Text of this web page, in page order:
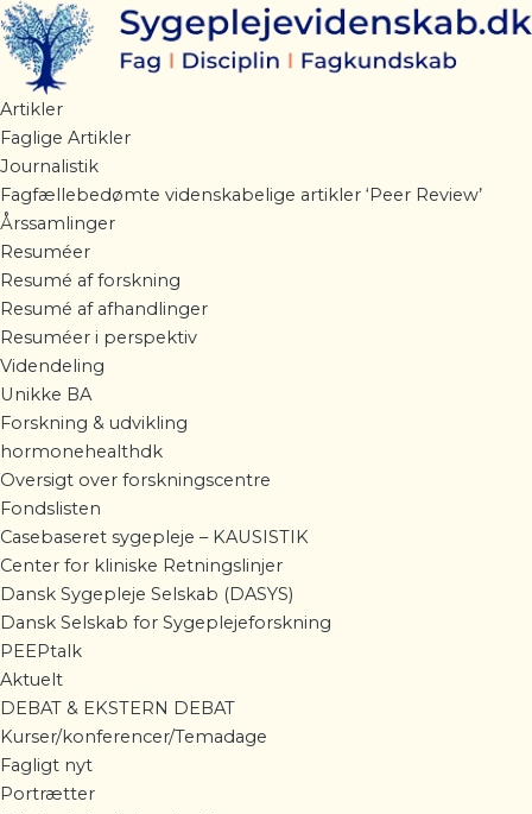
Gå
til
indholdet
Artikler
Faglige Artikler
Journalistik
Fagfællebedømte videnskabelige artikler ‘Peer Review’
Årssamlinger
Resuméer
Resumé af forskning
Resumé af afhandlinger
Resuméer i perspektiv
Videndeling
Unikke BA
Forskning & udvikling
hormonehealthdk
Oversigt over forskningscentre
Fondslisten
Casebaseret sygepleje – KAUSISTIK
Center for kliniske Retningslinjer
Dansk Sygepleje Selskab (DASYS)
Dansk Selskab for Sygeplejeforskning
PEEPtalk
Aktuelt
DEBAT & EKSTERN DEBAT
Kurser/konferencer/Temadage
Fagligt nyt
Portrætter